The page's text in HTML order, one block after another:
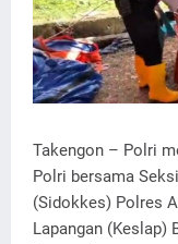
Takengon – Polri
Polri bersama
(Sidokkes) Polres
Lapangan (Keslap)